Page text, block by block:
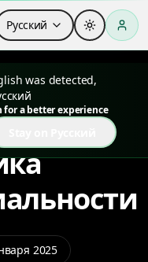
Русский
was detected,
a better experience
2025